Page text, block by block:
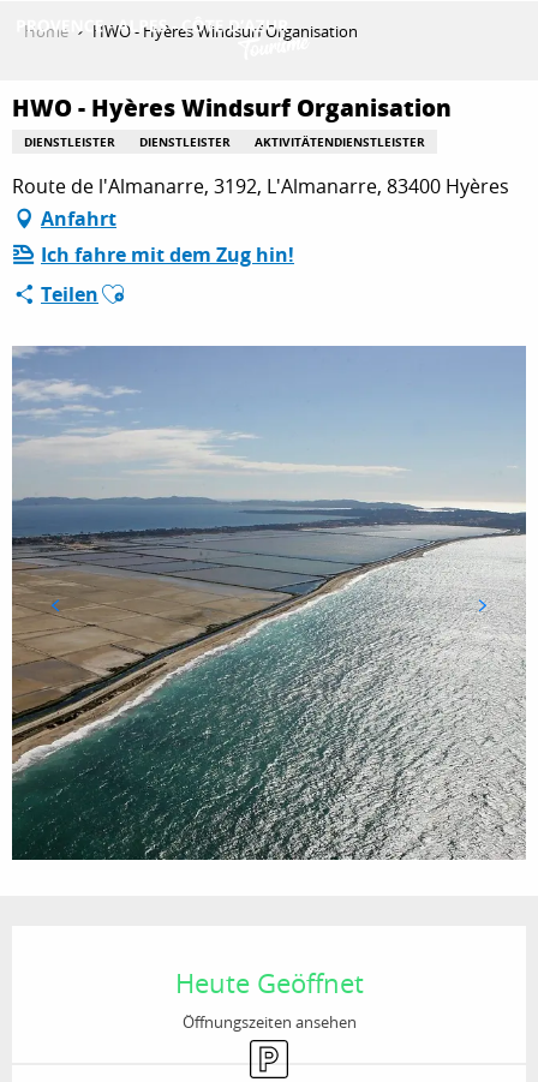
principal
ENTDECKEN
AKTIVITÄTEN
AUFENTHALT
ESPACE PRO
Home HWO - Hyères Windsurf Organisation
HWO - Hyères Windsurf Organisation
DIENSTLEISTER DIENSTLEISTER AKTIVITÄTENDIENSTLEISTER
Route de l'Almanarre, 3192, L'Almanarre, 83400 Hyères
Anfahrt
Ich fahre mit dem Zug hin!
TeilenAjouter aux favoris
Heute Geöffnet
Öffnungszeiten ansehen
Parkplatz